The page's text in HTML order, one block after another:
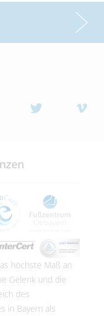
höchste Maß an
Gelenk und die
des
in Bayern als